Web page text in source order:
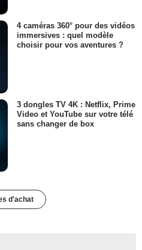
4 caméras 360° pour des vidéos
immersives : quel modèle
choisir pour vos aventures ?
3 dongles TV 4K : Netflix, Prime
Video et YouTube sur votre télé
sans changer de box
d'achat